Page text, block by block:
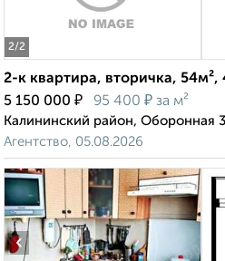
2/2
2-к квартира, вторичка, 54м²,
5 150 000 ₽ 95 400 ₽ за м²
Калининский район, Оборонная 3
Агентство, 05.08.2026
‹